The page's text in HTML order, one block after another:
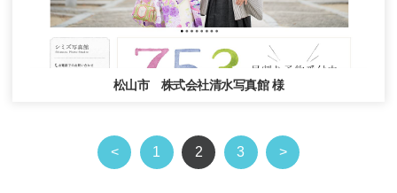
松山市 株式会社清水写真館 様
< 1 2 3 >